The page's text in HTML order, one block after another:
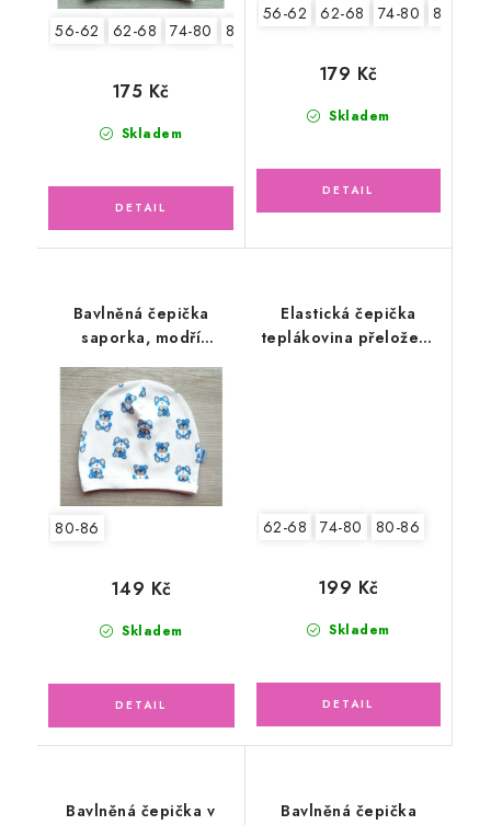
56-62 62-68 74-80 80-86
Skladem
175 Kč
56-62 62-68 74-80 80-86
Skladem
179 Kč
Bavlněná čepička
saporka, modří
80-86
Skladem
149 Kč
Elastická čepička
teplákovina přeložený
62-68 74-80 80-86
Skladem
199 Kč
Bavlněná čepička v
Bavlněná čepička